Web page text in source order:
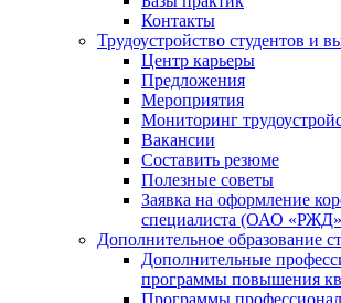
Контакты
Трудоустройство студентов и
Центр карьеры
Предложения
Мероприятия
Мониторинг
Вакансии
Составить резюме
Полезные советы
Заявка на оформление
специалиста (ОАО
Дополнительное образование
Дополнительные
программы повышения
Программы